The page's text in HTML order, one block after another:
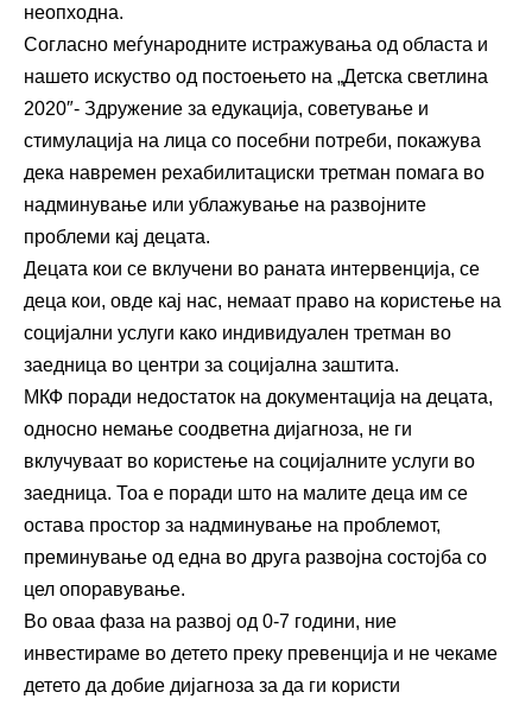
неопходна.
Согласно меѓународните истражувања од областа и
нашето искуство од постоењето на „Детска светлина
2020″- Здружение за едукација, советување и
стимулација на лица со посебни потреби, покажува
дека навремен рехабилитациски третман помага во
надминување или ублажување на развојните
проблеми кај децата.
Децата кои се вклучени во раната интервенција, се
деца кои, овде кај нас, немаат право на користење на
социјални услуги како индивидуален третман во
заедница во центри за социјална заштита.
МКФ поради недостаток на документација на децата,
односно немање соодветна дијагноза, не ги
вклучуваат во користење на социјалните услуги во
заедница. Тоа е поради што на малите деца им се
остава простор за надминување на проблемот,
преминување од една во друга развојна состојба со
цел опоравување.
Во оваа фаза на развој од 0-7 години, ние
инвестираме во детето преку превенција и не чекаме
детето да добие дијагноза за да ги користи